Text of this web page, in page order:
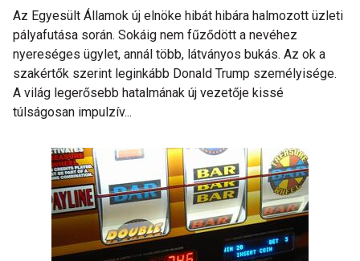
Az Egyesült Államok új elnöke hibát hibára halmozott üzleti
pályafutása során. Sokáig nem fűződött a nevéhez
nyereséges ügylet, annál több, látványos bukás. Az ok a
szakértők szerint leginkább Donald Trump személyisége.
A világ legerősebb hatalmának új vezetője kissé
túlságosan impulzív...